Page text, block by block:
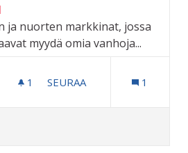
ja nuorten markkinat, jossa
myydä omia vanhoja...
1 1 SEURAAJA
SEURAA 1